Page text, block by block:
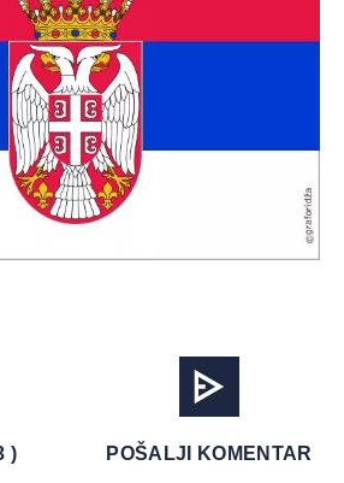
) POŠALJI KOMENTAR